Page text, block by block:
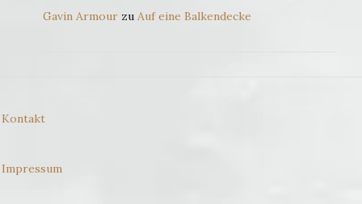
Gavin Armourzu Auf eine Balkendecke
Kontakt
Impressum